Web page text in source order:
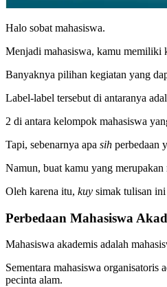
Halo sobat mahasiswa.
Menjadi mahasiswa, kamu memiliki
Banyaknya pilihan kegiatan yang
Label-label tersebut di antaranya
2 di antara kelompok mahasiswa
Tapi, sebenarnya apa sih perbedaan
Namun, buat kamu yang
Oleh karena itu, kuy simak tulisan ini
Perbedaan Mahasiswa
Mahasiswa akademis adalah
Sementara mahasiswa
pecinta alam.